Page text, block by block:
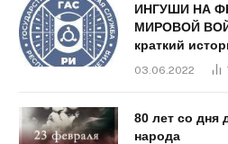
ИНГУШИ НА
МИРОВОЙ
краткий
03.06.2022
80 лет со дня
народа